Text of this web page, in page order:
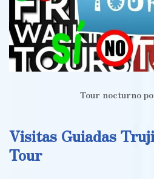
Tour nocturno
Visitas Guiadas
Tour